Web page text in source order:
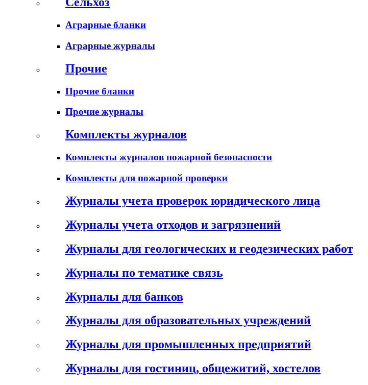
Аграрные бланки
Аграрные журналы
Прочие
Прочие бланки
Прочие журналы
Комплекты журналов
Комплекты журналов пожарной безопасности
Комплекты для пожарной проверки
Журналы учета проверок юридического лица
Журналы учета отходов и загрязнений
Журналы для геологических и геодезических работ
Журналы по тематике связь
Журналы для банков
Журналы для образовательных учреждений
Журналы для промышленных предприятий
Журналы для гостиниц, общежитий, хостелов